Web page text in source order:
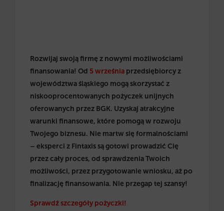
Rozwijaj swoją firmę z nowymi możliwościami
finansowania! Od 5 września przedsiębiorcy z
województwa śląskiego mogą skorzystać z
niskooprocentowanych pożyczek unijnych
oferowanych przez BGK. Uzyskaj atrakcyjne
warunki finansowe, które pomogą w rozwoju
Twojego biznesu. Nie martw się formalnościami
– eksperci z Fintaxis są gotowi prowadzić Cię
przez cały proces, od sprawdzenia Twoich
możliwości, przez przygotowanie wniosku, aż po
finalizację finansowania. Nie przegap tej szansy!
Sprawdź szczegóły pożyczki!